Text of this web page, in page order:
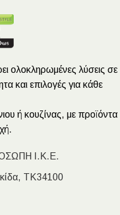
ολοκληρωμένες λύσεις σε
και επιλογές για κάθε
ή κουζίνας, με προϊόντα
Ι.Κ.Ε.
ΤΚ34100